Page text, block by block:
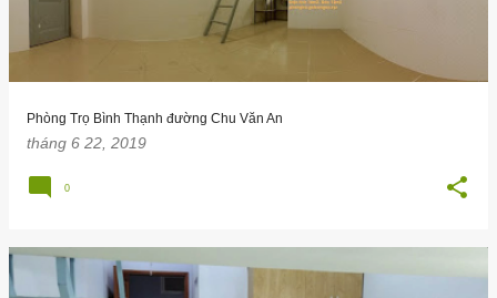
Phòng Trọ Bình Thạnh đường Chu Văn An
tháng 6 22, 2019
0